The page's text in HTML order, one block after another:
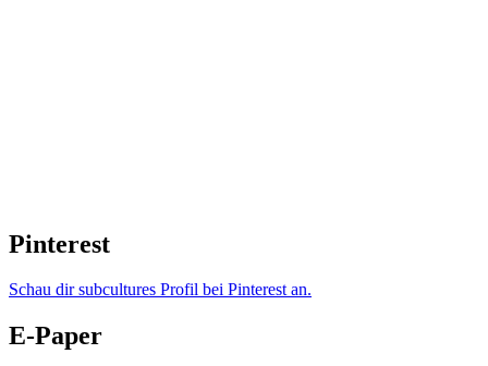
Pinterest
Schau dir subcultures Profil bei Pinterest an.
E-Paper